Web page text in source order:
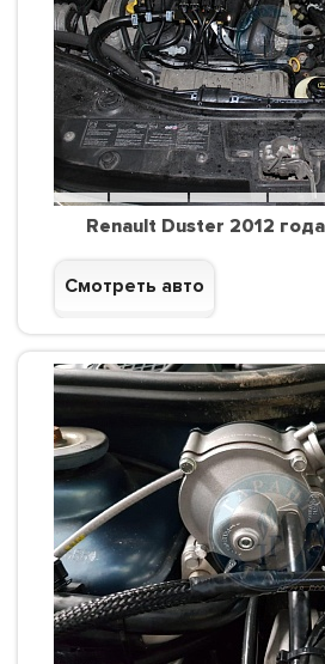
Renault Duster 2012
Смотреть авто